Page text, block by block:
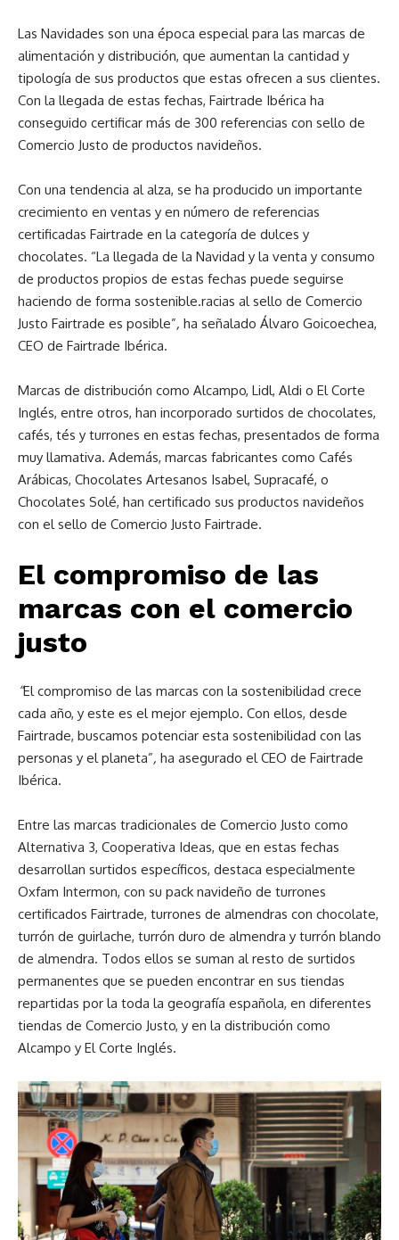
Las Navidades son una época especial para las marcas de
alimentación y distribución, que aumentan la cantidad y
tipología de sus productos que estas ofrecen a sus clientes.
Con la llegada de estas fechas, Fairtrade Ibérica ha
conseguido certificar más de 300 referencias con sello de
Comercio Justo de productos navideños.
Con una tendencia al alza, se ha producido un importante
crecimiento en ventas y en número de referencias
certificadas Fairtrade en la categoría de dulces y
chocolates. “La llegada de la Navidad y la venta y consumo
de productos propios de estas fechas puede seguirse
haciendo de forma sostenible.racias al sello de Comercio
Justo Fairtrade es posible”, ha señalado Álvaro Goicoechea,
CEO de Fairtrade Ibérica.
Marcas de distribución como Alcampo, Lidl, Aldi o El Corte
Inglés, entre otros, han incorporado surtidos de chocolates,
cafés, tés y turrones en estas fechas, presentados de forma
muy llamativa. Además, marcas fabricantes como Cafés
Arábicas, Chocolates Artesanos Isabel, Supracafé, o
Chocolates Solé, han certificado sus productos navideños
con el sello de Comercio Justo Fairtrade.
El compromiso de las
marcas con el comercio
justo
“El compromiso de las marcas con la sostenibilidad crece
cada año, y este es el mejor ejemplo. Con ellos, desde
Fairtrade, buscamos potenciar esta sostenibilidad con las
personas y el planeta”, ha asegurado el CEO de Fairtrade
Ibérica.
Entre las marcas tradicionales de Comercio Justo como
Alternativa 3, Cooperativa Ideas, que en estas fechas
desarrollan surtidos específicos, destaca especialmente
Oxfam Intermon, con su pack navideño de turrones
certificados Fairtrade, turrones de almendras con chocolate,
turrón de guirlache, turrón duro de almendra y turrón blando
de almendra. Todos ellos se suman al resto de surtidos
permanentes que se pueden encontrar en sus tiendas
repartidas por la toda la geografía española, en diferentes
tiendas de Comercio Justo, y en la distribución como
Alcampo y El Corte Inglés.